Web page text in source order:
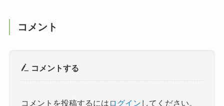
コメント
コメントする
コメントを投稿するには ログイン してください。